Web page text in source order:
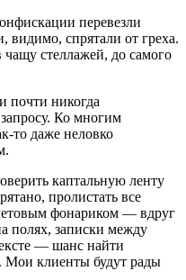
перевезли
видимо, спрятали от греха.
стеллажей, до самого
почти никогда
Ко многим
то даже неловко
каптальную ленту
пролистать все
фонариком — вдруг
полях, записки между
— шанс найти
Мои клиенты будут рады